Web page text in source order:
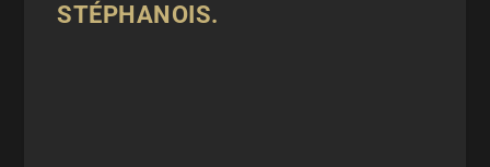
STÉPHANOIS.